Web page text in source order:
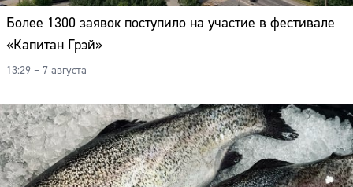
Более 1300 заявок поступило на участие в фестивале
«Капитан Грэй»
13:29 – 7 августа